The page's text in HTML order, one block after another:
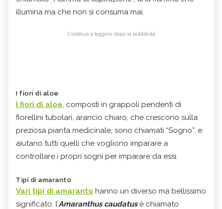
illumina ma che non si consuma mai.
Continua a leggere dopo la pubblicità
I fiori di aloe
I fiori di aloe, composti in grappoli pendenti di
fiorellini tubolari, arancio chiaro, che crescono sulla
preziosa pianta medicinale, sono chiamati “Sogno”, e
aiutano tutti quelli che vogliono imparare a
controllare i propri sogni per imparare da essi.
Tipi di amaranto
Vari tipi di amaranto hanno un diverso ma bellissimo
significato: l’Amaranthus caudatusè chiamato